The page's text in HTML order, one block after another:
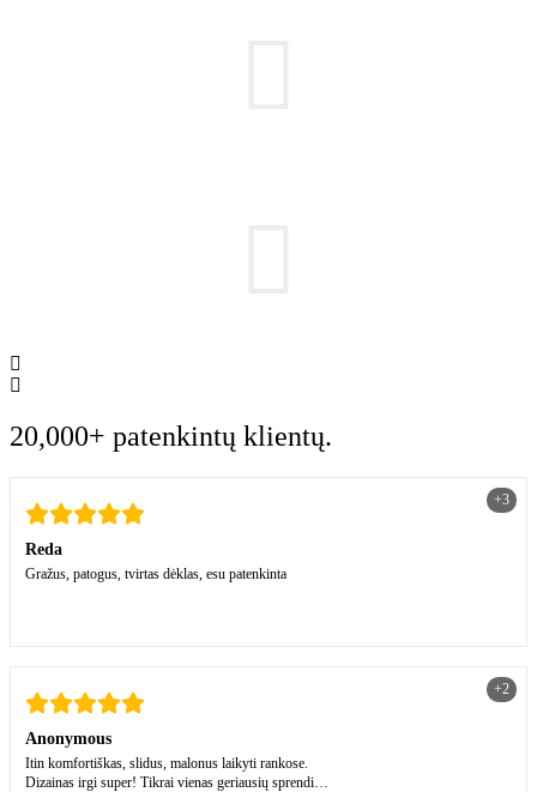
20,000+ patenkintų klientų.
Reda
Gražus, patogus, tvirtas dėklas, esu patenkinta
+3
Anonymous
Itin komfortiškas, slidus, malonus laikyti rankose.
Dizainas irgi super! Tikrai vienas geriausių sprendimų
+2